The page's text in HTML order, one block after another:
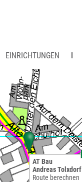
EINRICHTUNGEN
AT Bau
Andreas Tolxdorf
Route berechnen